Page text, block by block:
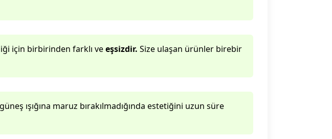
için birbirinden farklı veeşsizdir. Size ulaşan ürünler birebir
ışığına maruz bırakılmadığında estetiğini uzun süre